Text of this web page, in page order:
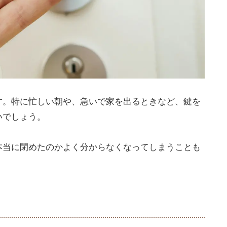
特に忙しい朝や、急いで家を出るときなど、鍵を
しょう。
に閉めたのかよく分からなくなってしまうことも